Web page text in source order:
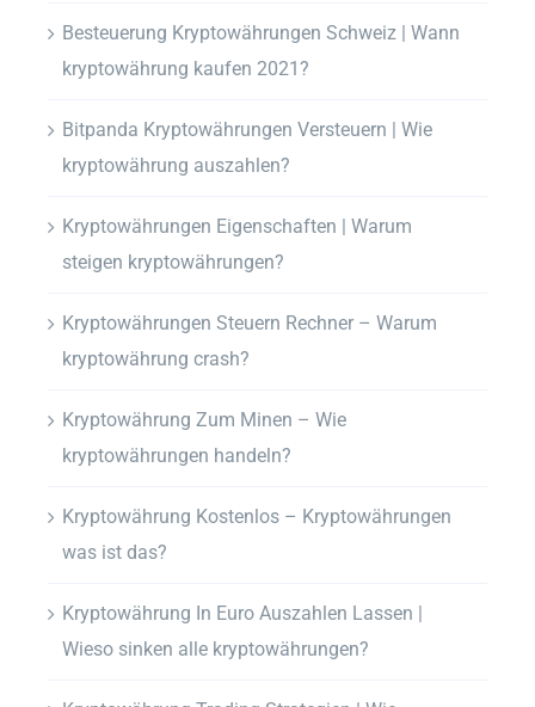
Besteuerung Kryptowährungen Schweiz | Wann
kryptowährung kaufen 2021?
Bitpanda Kryptowährungen Versteuern | Wie
kryptowährung auszahlen?
Kryptowährungen Eigenschaften | Warum
steigen kryptowährungen?
Kryptowährungen Steuern Rechner – Warum
kryptowährung crash?
Kryptowährung Zum Minen – Wie
kryptowährungen handeln?
Kryptowährung Kostenlos – Kryptowährungen
was ist das?
Kryptowährung In Euro Auszahlen Lassen |
Wieso sinken alle kryptowährungen?